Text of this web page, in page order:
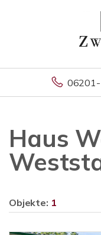
Haus
Objekte: 1